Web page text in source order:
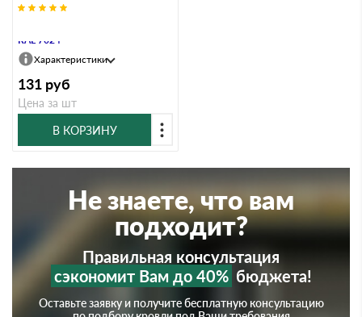
RAL 7024
Характеристики
131 руб
Цена за шт
В КОРЗИНУ
Не знаете, что вам
подходит?
Правильная консультация
сэкономит Вам до 40% бюджета!
Оставьте заявку и получите бесплатную консультацию